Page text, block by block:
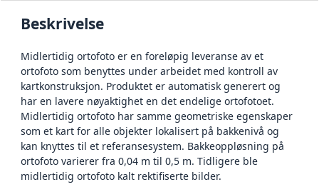
Beskrivelse
Midlertidig ortofoto er en foreløpig leveranse av et
ortofoto som benyttes under arbeidet med kontroll av
kartkonstruksjon. Produktet er automatisk generert og
har en lavere nøyaktighet en det endelige ortofotoet.
Midlertidig ortofoto har samme geometriske egenskaper
som et kart for alle objekter lokalisert på bakkenivå og
kan knyttes til et referansesystem. Bakkeoppløsning på
ortofoto varierer fra 0,04 m til 0,5 m. Tidligere ble
midlertidig ortofoto kalt rektifiserte bilder.